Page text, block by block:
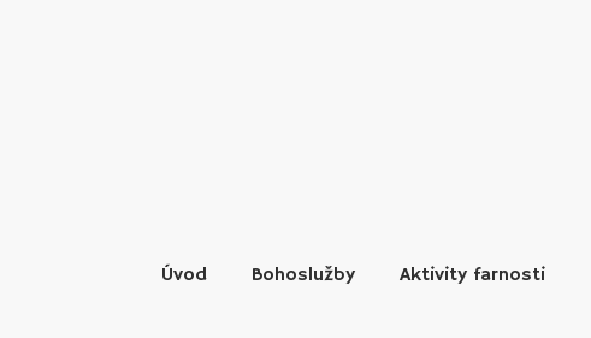
Úvod Bohoslužby Aktivity farnosti